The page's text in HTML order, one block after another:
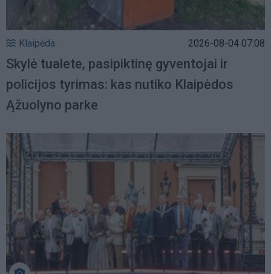
Klaipėda 2026-08-04 07:08
Skylė tualete, pasipiktinę gyventojai ir
policijos tyrimas: kas nutiko Klaipėdos
Ąžuolyno parke